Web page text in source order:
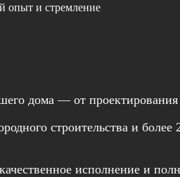
опыт и стремление
дома — от
строительства и
исполнение и